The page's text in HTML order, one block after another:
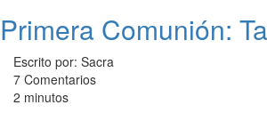
Primera Comunión:
Escrito por: Sacra
7 Comentarios
2 minutos